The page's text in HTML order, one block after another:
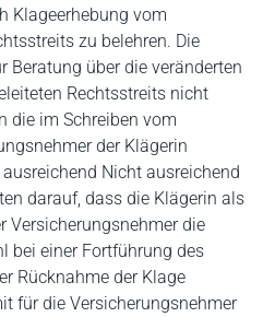
Klageerhebung vom
zu belehren. Die
Beratung über die veränderten
Rechtsstreits nicht
die im Schreiben vom
der Klägerin
Nicht ausreichend
darauf, dass die Klägerin als
Versicherungsnehmer die
bei einer Fortführung des
Rücknahme der Klage
für die Versicherungsnehmer